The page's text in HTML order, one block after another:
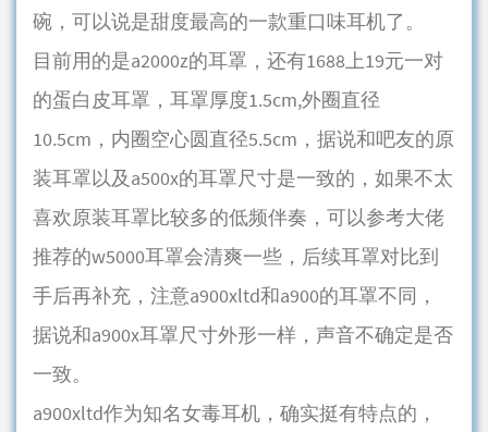
碗，可以说是甜度最高的一款重口味耳机了。
目前用的是a2000z的耳罩，还有1688上19元一对
的蛋白皮耳罩，耳罩厚度1.5cm,外圈直径
10.5cm，内圈空心圆直径5.5cm，据说和吧友的原
装耳罩以及a500x的耳罩尺寸是一致的，如果不太
喜欢原装耳罩比较多的低频伴奏，可以参考大佬
推荐的w5000耳罩会清爽一些，后续耳罩对比到
手后再补充，注意a900xltd和a900的耳罩不同，
据说和a900x耳罩尺寸外形一样，声音不确定是否
一致。
a900xltd作为知名女毒耳机，确实挺有特点的，